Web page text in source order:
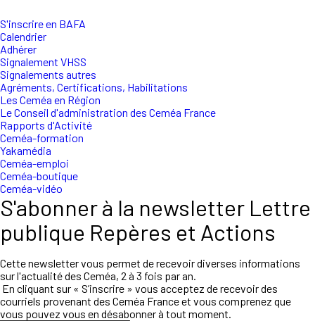
S'inscrire en BAFA
Calendrier
Adhérer
Signalement VHSS
Signalements autres
Agréments, Certifications, Habilitations
Les Ceméa en Région
Le Conseil d'administration des Ceméa France
Rapports d'Activité
Ceméa-formation
Yakamédia
Ceméa-emploi
Ceméa-boutique
Ceméa-vidéo
S'abonner à la newsletter Lettre
publique Repères et Actions
Cette newsletter vous permet de recevoir diverses informations
sur l'actualité des Ceméa, 2 à 3 fois par an.
En cliquant sur « S’inscrire » vous acceptez de recevoir des
courriels provenant des Ceméa France et vous comprenez que
vous pouvez vous en désabonner à tout moment.